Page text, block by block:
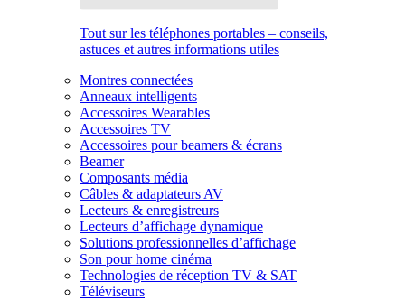
Tout sur les téléphones portables – conseils,
astuces et autres informations utiles
Montres connectées
Anneaux intelligents
Accessoires Wearables
Accessoires TV
Accessoires pour beamers & écrans
Beamer
Composants média
Câbles & adaptateurs AV
Lecteurs & enregistreurs
Lecteurs d’affichage dynamique
Solutions professionnelles d’affichage
Son pour home cinéma
Technologies de réception TV & SAT
Téléviseurs